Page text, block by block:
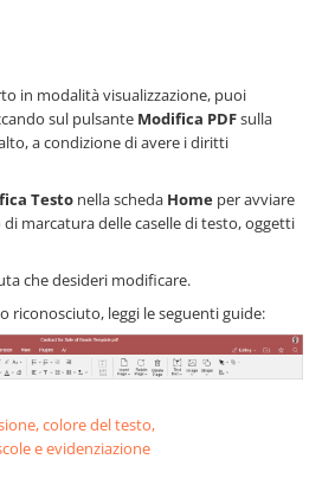
in modalità visualizzazione, puoi
sul pulsante Modifica PDFsulla
a condizione di avere i diritti
Testo nella scheda Home per avviare
marcatura delle caselle di testo, oggetti
che desideri modificare.
riconosciuto, leggi le seguenti guide:
colore del testo,
e evidenziazione